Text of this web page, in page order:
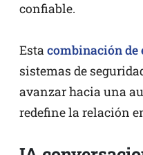
confiable.
Esta combinación de
sistemas de
avanzar hacia una
redefine la relación